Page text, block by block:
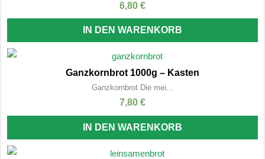
6,80 €
IN DEN WARENKORB
Ganzkornbrot 1000g – Kasten
Ganzkornbrot Die mei...
7,80 €
IN DEN WARENKORB